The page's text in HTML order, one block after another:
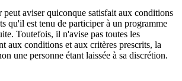
aviser quiconque satisfait aux conditions
qu'il est tenu de participer à un programme
Toutefois, il n'avise pas toutes les
aux conditions et aux critères prescrits, la
une personne étant laissée à sa discrétion.